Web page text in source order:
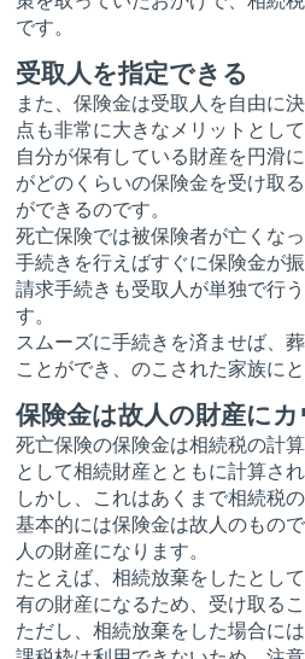
です。
受取人を指定できる
また、保険金は受取人を自由に
点も非常に大きなメリットとして
自分が保有している財産を円滑
がどのくらいの保険金を受け取
ができるのです。
死亡保険では被保険者が亡くな
手続きを行えばすぐに保険金が振
請求手続きも受取人が単独で行
す。
スムーズに手続きを済ませば、
ことができ、のこされた家族に
保険金は故人の財産に
死亡保険の保険金は相続税の計
として相続財産とともに計算され
しかし、これはあくまで相続税
基本的には保険金は故人のもの
人の財産になります。
たとえば、相続放棄をしたとし
有の財産になるため、受け取るこ
ただし、相続放棄をした場合に